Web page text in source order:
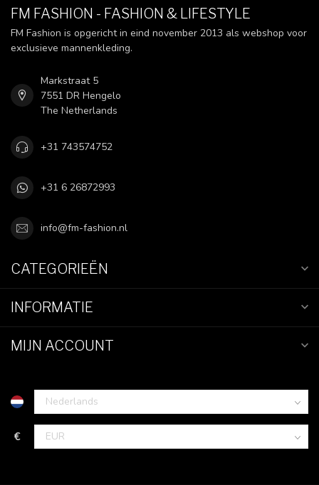
FM FASHION - FASHION & LIFESTYLE
FM Fashion is opgericht in eind november 2013 als webshop voor
exclusieve mannenkleding.
Markstraat 5
7551 DR Hengelo
The Netherlands
+31 743574752
+31 6 26872993
info@fm-fashion.nl
CATEGORIEËN
INFORMATIE
MIJN ACCOUNT
€